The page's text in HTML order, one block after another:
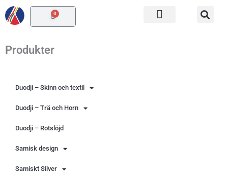
Hoppa
till
0
Varukorg
Produkter
Duodji – Skinn och textil
Duodji – Trä och Horn
Duodji – Rotslöjd
Samisk design
Samiskt Silver